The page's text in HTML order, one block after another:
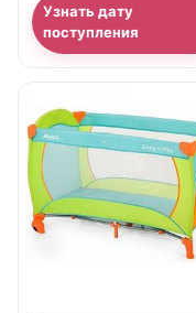
Узнать дату
поступления